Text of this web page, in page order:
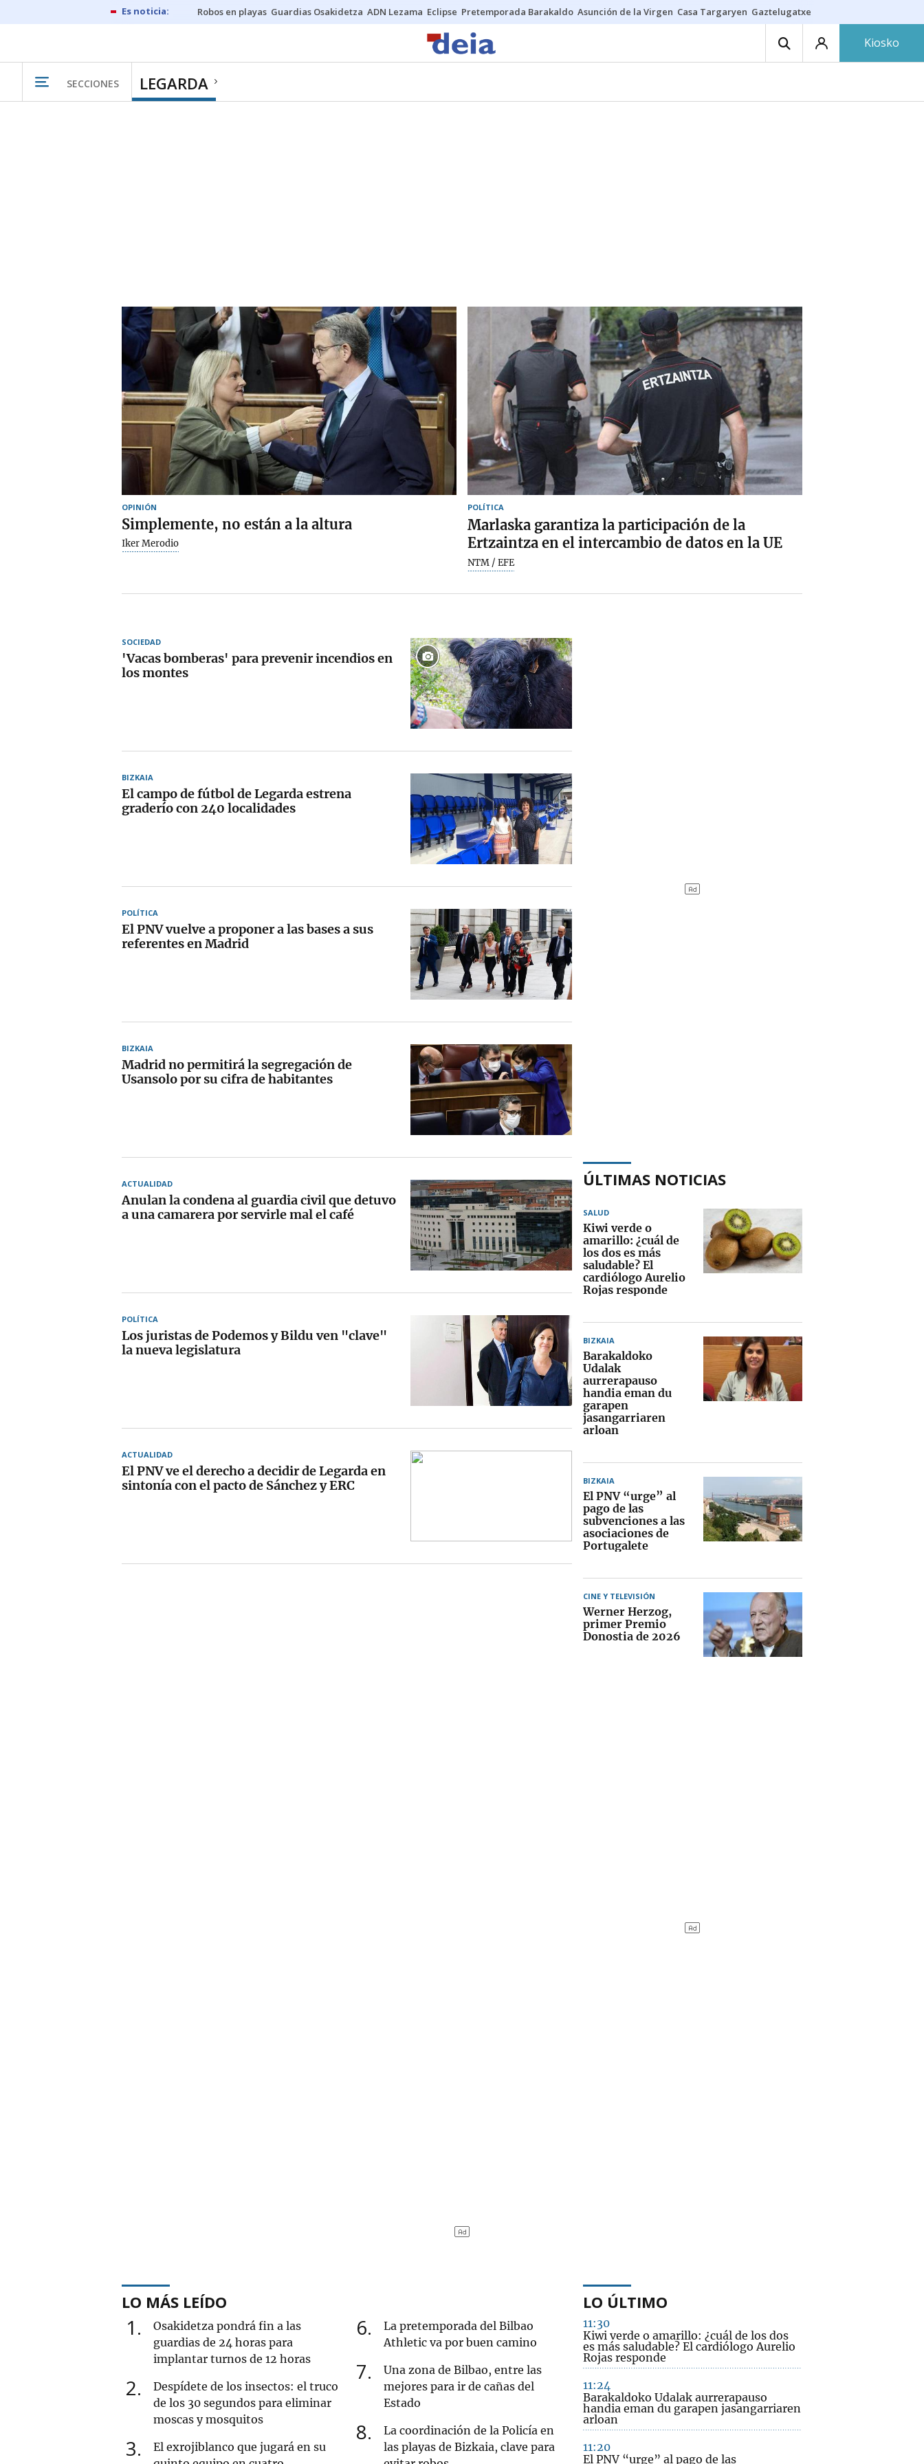
Robos en playas Guardias Osakidetza ADN Lezama Eclipse Pretemporada Barakaldo Asunción de la Virgen Casa Targaryen Gaztelugatxe
Kiosko
SECCIONES LEGARDA
OPINIÓN
Simplemente, no están a la altura
Iker Merodio
POLÍTICA
Marlaska garantiza la participación de la
Ertzaintza en el intercambio de datos en la UE
NTM / EFE
SOCIEDAD
'Vacas bomberas' para prevenir incendios en
los montes
BIZKAIA
El campo de fútbol de Legarda estrena
graderío con 240 localidades
POLÍTICA
El PNV vuelve a proponer a las bases a sus
referentes en Madrid
BIZKAIA
Madrid no permitirá la segregación de
Usansolo por su cifra de habitantes
ACTUALIDAD
Anulan la condena al guardia civil que detuvo
a una camarera por servirle mal el café
POLÍTICA
Los juristas de Podemos y Bildu ven "clave"
la nueva legislatura
ACTUALIDAD
El PNV ve el derecho a decidir de Legarda en
sintonía con el pacto de Sánchez y ERC
ÚLTIMAS NOTICIAS
SALUD
Kiwi verde o
amarillo: ¿cuál de
los dos es más
saludable? El
cardiólogo Aurelio
Rojas responde
BIZKAIA
Barakaldoko
Udalak
aurrerapauso
handia eman du
garapen
jasangarriaren
arloan
BIZKAIA
El PNV “urge” al
pago de las
subvenciones a las
asociaciones de
Portugalete
CINE Y TELEVISIÓN
Werner Herzog,
primer Premio
Donostia de 2026
LO MÁS LEÍDO
1
Osakidetza pondrá fin a las
guardias de 24 horas para
implantar turnos de 12 horas
2
Despídete de los insectos: el truco
de los 30 segundos para eliminar
moscas y mosquitos
3
El exrojiblanco que jugará en su
6
La pretemporada del Bilbao
Athletic va por buen camino
7
Una zona de Bilbao, entre las
mejores para ir de cañas del
Estado
8
La coordinación de la Policía en
las playas de Bizkaia, clave para
LO ÚLTIMO
11:30
Kiwi verde o amarillo: ¿cuál de los dos
es más saludable? El cardiólogo Aurelio
Rojas responde
11:24
Barakaldoko Udalak aurrerapauso
handia eman du garapen jasangarriaren
arloan
11:20
El PNV “urge” al pago de las